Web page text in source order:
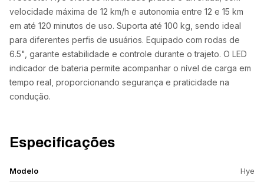
velocidade máxima de 12 km/h e autonomia entre 12 e 15 km
em até 120 minutos de uso. Suporta até 100 kg, sendo ideal
para diferentes perfis de usuários. Equipado com rodas de
6.5", garante estabilidade e controle durante o trajeto. O LED
indicador de bateria permite acompanhar o nível de carga em
tempo real, proporcionando segurança e praticidade na
condução.
Especificações
Modelo Hye